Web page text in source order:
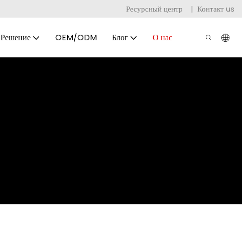
Ресурсный центр | Контакт us
Решение OEM/ODM Блог О нас